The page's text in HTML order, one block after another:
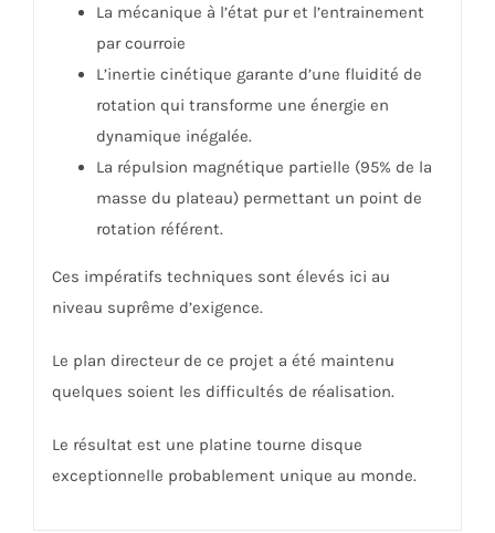
La mécanique à l’état pur et l’entrainement
par courroie
L’inertie cinétique garante d’une fluidité de
rotation qui transforme une énergie en
dynamique inégalée.
La répulsion magnétique partielle (95% de la
masse du plateau) permettant un point de
rotation référent.
Ces impératifs techniques sont élevés ici au
niveau suprême d’exigence.
Le plan directeur de ce projet a été maintenu
quelques soient les difficultés de réalisation.
Le résultat est une platine tourne disque
exceptionnelle probablement unique au monde.